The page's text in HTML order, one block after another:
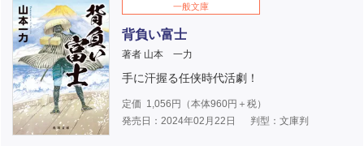
一般文庫
背負い富士
著者 山本 一力
手に汗握る任侠時代活劇！
定価 1,056 円（本体960円＋税）
発売日：2024年02月22日
判型：文庫判